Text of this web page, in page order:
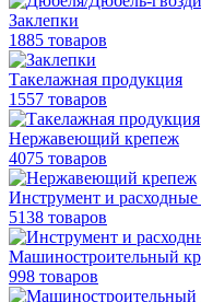
Заклепки
1885 товаров
Такелажная продукция
1557 товаров
Нержавеющий крепеж
4075 товаров
Инструмент и
5138 товаров
Машиностроительный
998 товаров